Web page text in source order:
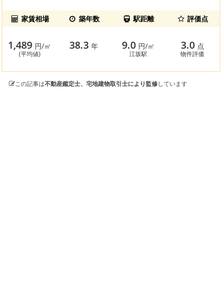
家賃相場 築年数 駅距離 評価点
1,489 円/㎡
(平均値)
38.3年 9.0 円/㎡
江坂駅
3.0 点
物件評価
この記事は不動産鑑定士、宅地建物取引士により監修しています